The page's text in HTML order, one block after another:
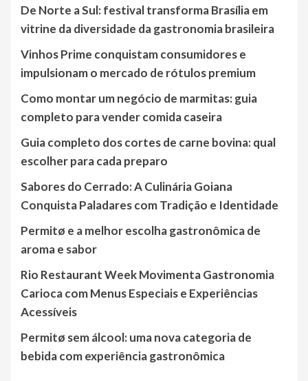
De Norte a Sul: festival transforma Brasília em
vitrine da diversidade da gastronomia brasileira
Vinhos Prime conquistam consumidores e
impulsionam o mercado de rótulos premium
Como montar um negócio de marmitas: guia
completo para vender comida caseira
Guia completo dos cortes de carne bovina: qual
escolher para cada preparo
Sabores do Cerrado: A Culinária Goiana
Conquista Paladares com Tradição e Identidade
Permitø e a melhor escolha gastronômica de
aroma e sabor
Rio Restaurant Week Movimenta Gastronomia
Carioca com Menus Especiais e Experiências
Acessíveis
Permitø sem álcool: uma nova categoria de
bebida com experiência gastronômica